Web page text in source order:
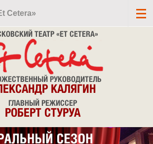
Cetera»
ТЕАТР «ET CETERA»
РУКОВОДИТЕЛЬ
КАЛЯГИН
ГЛАВНЫЙ РЕЖИССЕР
РОБЕРТ СТУРУА